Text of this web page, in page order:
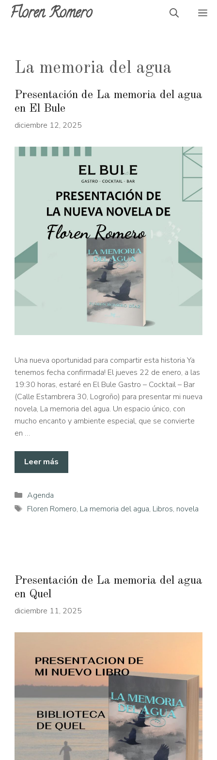
SaltarFloren Romero
La memoria del agua
Presentación de La memoria del agua
en El Bule
diciembre 12, 2025
Una nueva oportunidad para compartir esta historia Ya
tenemos fecha confirmada! El jueves 22 de enero, a las
19:30 horas, estaré en El Bule Gastro – Cocktail – Bar
(Calle Estambrera 30, Logroño) para presentar mi nueva
novela, La memoria del agua. Un espacio único, con
mucho encanto y ambiente especial, que se convierte
en …
Leer más
Categorías
Agenda
Etiquetas
Floren Romero, La memoria del agua, Libros, novela
Presentación de La memoria del agua
en Quel
diciembre 11, 2025